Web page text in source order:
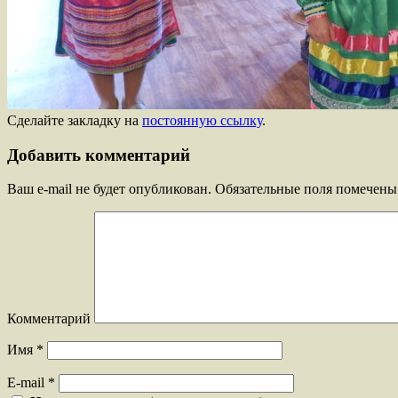
Сделайте закладку на постоянную ссылку.
Добавить комментарий
Ваш e-mail не будет опубликован. Обязательные поля
Комментарий
Имя *
E-mail *